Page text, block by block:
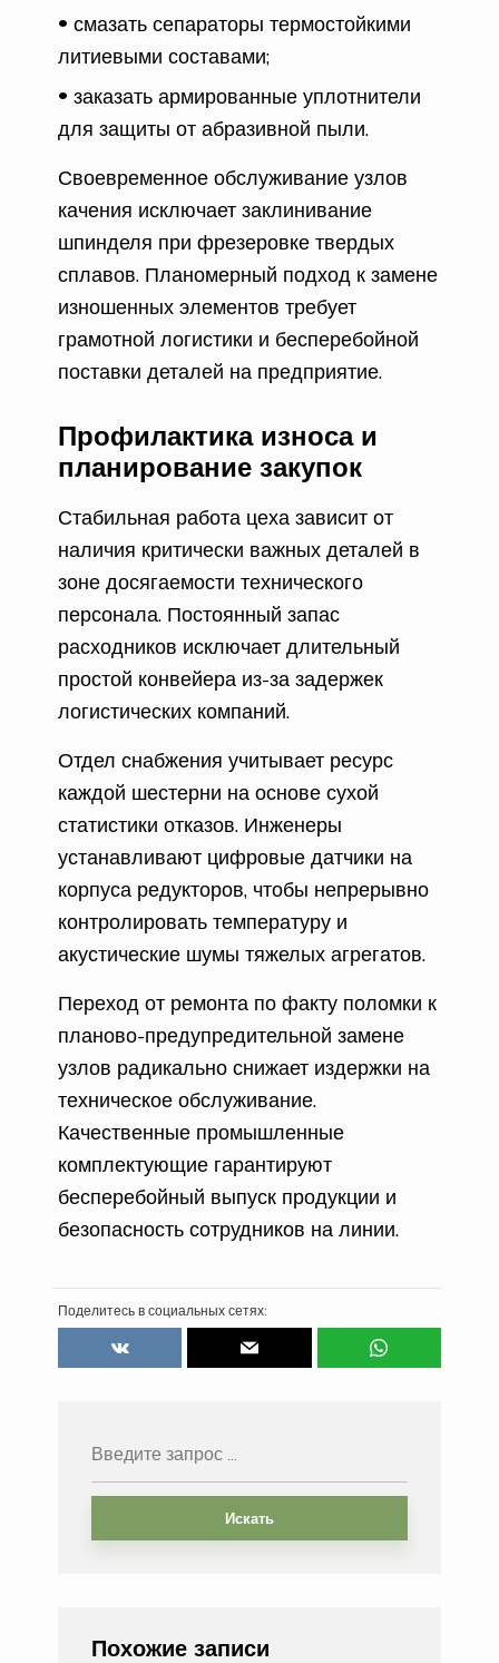
смазать сепараторы термостойкими
литиевыми составами;
заказать армированные уплотнители
для защиты от абразивной пыли.
Своевременное обслуживание узлов
качения исключает заклинивание
шпинделя при фрезеровке твердых
сплавов. Планомерный подход к замене
изношенных элементов требует
грамотной логистики и бесперебойной
поставки деталей на предприятие.
Профилактика износа и
планирование закупок
Стабильная работа цеха зависит от
наличия критически важных деталей в
зоне досягаемости технического
персонала. Постоянный запас
расходников исключает длительный
простой конвейера из-за задержек
логистических компаний.
Отдел снабжения учитывает ресурс
каждой шестерни на основе сухой
статистики отказов. Инженеры
устанавливают цифровые датчики на
корпуса редукторов, чтобы непрерывно
контролировать температуру и
акустические шумы тяжелых агрегатов.
Переход от ремонта по факту поломки к
планово-предупредительной замене
узлов радикально снижает издержки на
техническое обслуживание.
Качественные промышленные
комплектующие гарантируют
бесперебойный выпуск продукции и
безопасность сотрудников на линии.
Поделитесь в социальных сетях:
Искать
Похожие записи